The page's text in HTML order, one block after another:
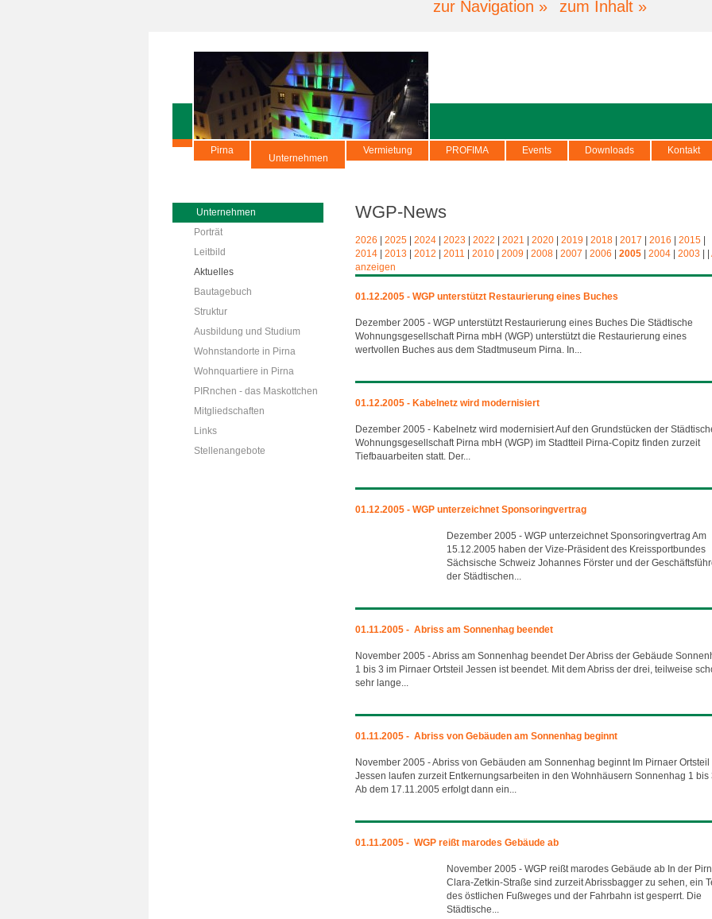
zur Navigation » zum Inhalt »
Pirna
Unternehmen
Vermietung PROFIMA Events Downloads Kontakt
Unternehmen
Porträt
Leitbild
Aktuelles
Bautagebuch
Struktur
Ausbildung und Studium
Wohnstandorte in Pirna
Wohnquartiere in Pirna
PIRnchen - das Maskottchen
Mitgliedschaften
Links
Stellenangebote
WGP-News
2026 2025 2024 2023 2022 2021 2020 2019 2018 2017 2016 2015
2014
2013 2012 2011 2010 2009 2008 2007 2006 2005 2004 2003
anzeigen
01.12.2005 - WGP unterstützt Restaurierung eines Buches
Dezember 2005 - WGP unterstützt Restaurierung eines Buches Die Städtische
Wohnungsgesellschaft Pirna mbH (WGP) unterstützt die Restaurierung eines
wertvollen Buches aus dem Stadtmuseum Pirna. In...
01.12.2005 - Kabelnetz wird modernisiert
Dezember 2005 - Kabelnetz wird modernisiert Auf den Grundstücken der
Wohnungsgesellschaft Pirna mbH (WGP) im Stadtteil Pirna-Copitz finden zurzeit
Tiefbauarbeiten statt. Der...
01.12.2005 - WGP unterzeichnet Sponsoringvertrag
Dezember 2005 - WGP unterzeichnet Sponsoringvertrag Am
15.12.2005 haben der Vize-Präsident des Kreissportbundes
Sächsische Schweiz Johannes Förster und der
der Städtischen...
01.11.2005 - Abriss am Sonnenhag beendet
November 2005 - Abriss am Sonnenhag beendet Der Abriss der Gebäude
1 bis 3 im Pirnaer Ortsteil Jessen ist beendet. Mit dem Abriss der drei, teilweise
sehr lange...
01.11.2005 - Abriss von Gebäuden am Sonnenhag beginnt
November 2005 - Abriss von Gebäuden am Sonnenhag beginnt Im Pirnaer Ortsteil
Jessen laufen zurzeit Entkernungsarbeiten in den Wohnhäusern Sonnenhag 1 bis
Ab dem 17.11.2005 erfolgt dann ein...
01.11.2005 - WGP reißt marodes Gebäude ab
November 2005 - WGP reißt marodes Gebäude ab In der
Clara-Zetkin-Straße sind zurzeit Abrissbagger zu sehen, ein
des östlichen Fußweges und der Fahrbahn ist gesperrt. Die
Städtische...